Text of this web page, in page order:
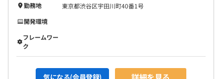
⑤マネージドサービス開発
#Kubernetes #ClusterAPI #Go #gRPC #MySQL
#Kubeflow #KServe #GPU #React #TypeScript #GitHub
Actions #OAuth #OpenID Connect #LXD
6カ月（期間中、条件の変更はありません）
勤務地
東京都渋谷区宇田川町40番1号
開発環境
フレームワー
ク
気になる(会員登録)